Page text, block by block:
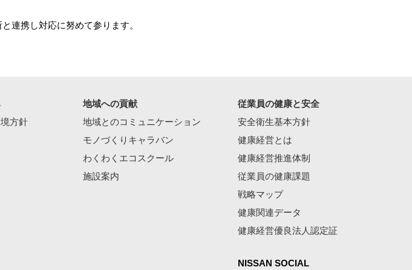
連携し対応に努めて参ります。
方針
地域への貢献
地域とのコミュニケーション
モノづくりキャラバン
わくわくエコスクール
施設案内
従業員の健康と安全
安全衛生基本方針
健康経営とは
健康経営推進体制
従業員の健康課題
戦略マップ
健康関連データ
健康経営優良法人認定証
NISSAN SOCIAL